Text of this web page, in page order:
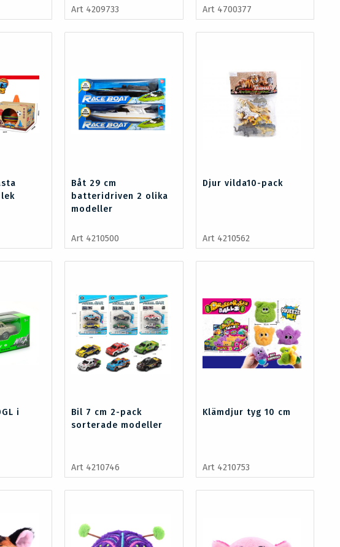
Art 4209733 Art 4700377
Båt 29 cm
batteridriven 2 olika
modeller
Art 4210500
Djur vilda10-pack
Art 4210562
i
Bil 7 cm 2-pack
sorterade modeller
Art 4210746
Klämdjur tyg 10 cm
Art 4210753